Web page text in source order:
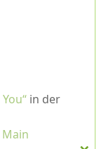
in der